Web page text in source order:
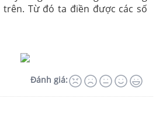
Từ đó ta điền được các số
Đánh giá: